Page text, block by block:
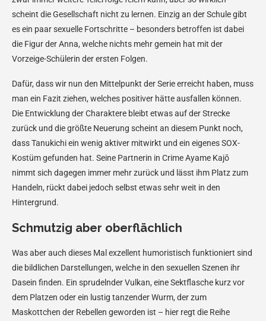
scheint die Gesellschaft nicht zu lernen. Einzig an der Schule gibt
es ein paar sexuelle Fortschritte – besonders betroffen ist dabei
die Figur der Anna, welche nichts mehr gemein hat mit der
Vorzeige-Schülerin der ersten Folgen.
Dafür, dass wir nun den Mittelpunkt der Serie erreicht haben, muss
man ein Fazit ziehen, welches positiver hätte ausfallen können.
Die Entwicklung der Charaktere bleibt etwas auf der Strecke
zurück und die größte Neuerung scheint an diesem Punkt noch,
dass Tanukichi ein wenig aktiver mitwirkt und ein eigenes SOX-
Kostüm gefunden hat. Seine Partnerin in Crime Ayame Kajō
nimmt sich dagegen immer mehr zurück und lässt ihm Platz zum
Handeln, rückt dabei jedoch selbst etwas sehr weit in den
Hintergrund.
Schmutzig aber oberflächlich
Was aber auch dieses Mal exzellent humoristisch funktioniert sind
die bildlichen Darstellungen, welche in den sexuellen Szenen ihr
Dasein finden. Ein sprudelnder Vulkan, eine Sektflasche kurz vor
dem Platzen oder ein lustig tanzender Wurm, der zum
Maskottchen der Rebellen geworden ist – hier regt die Reihe